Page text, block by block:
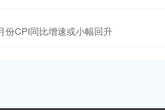
份CPI同比增速或小幅回升